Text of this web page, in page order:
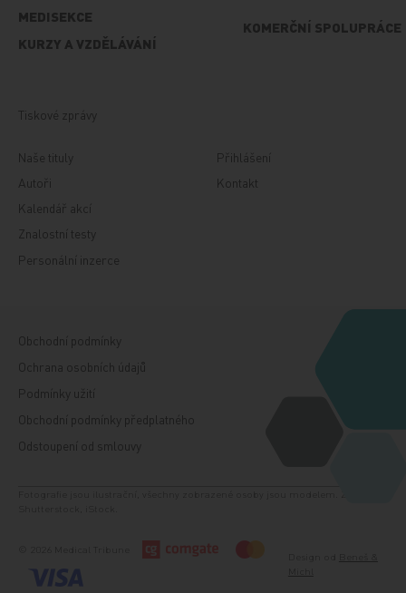
MEDISEKCE
KURZY A VZDĚLÁVÁNÍ
KOMERČNÍ SPOLUPRÁCE
Tiskové zprávy
Naše tituly
Autoři
Kalendář akcí
Znalostní testy
Personální inzerce
Přihlášení
Kontakt
Obchodní podmínky
Ochrana osobních údajů
Podmínky užití
Obchodní podmínky předplatného
Odstoupení od smlouvy